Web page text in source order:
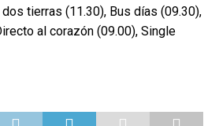
tierras (11.30), Bus días (09.30),
al corazón (09.00), Single